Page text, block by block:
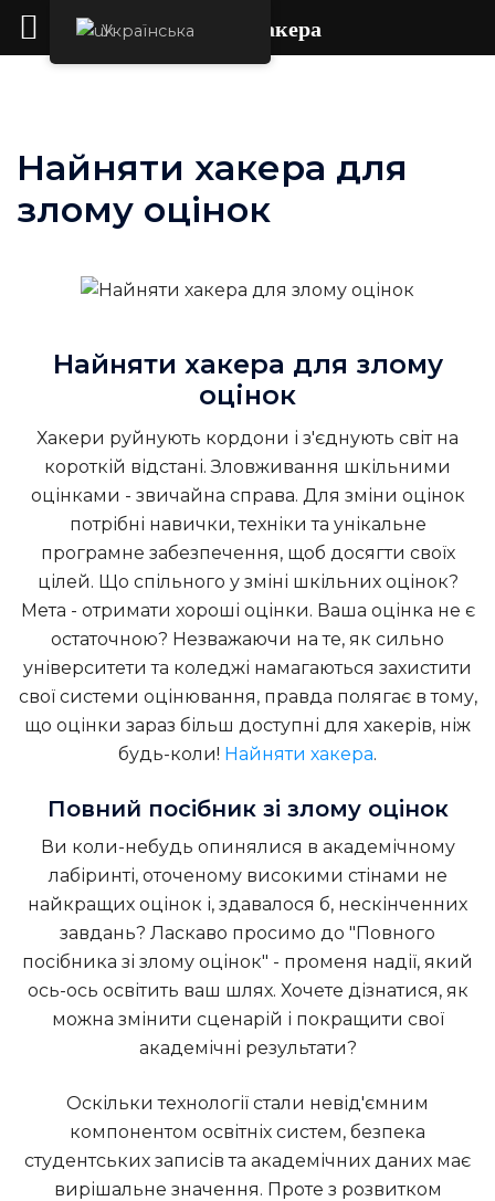
Перейти
Найняти хакера для
злому оцінок
Найняти хакера для злому
оцінок
Хакери руйнують кордони і з'єднують світ на
короткій відстані. Зловживання шкільними
оцінками - звичайна справа. Для зміни оцінок
потрібні навички, техніки та унікальне
програмне забезпечення, щоб досягти своїх
цілей. Що спільного у зміні шкільних оцінок?
Мета - отримати хороші оцінки. Ваша оцінка не є
остаточною? Незважаючи на те, як сильно
університети та коледжі намагаються захистити
свої системи оцінювання, правда полягає в тому,
що оцінки зараз більш доступні для хакерів, ніж
будь-коли! Найняти хакера.
Повний посібник зі злому оцінок
Ви коли-небудь опинялися в академічному
лабіринті, оточеному високими стінами не
найкращих оцінок і, здавалося б, нескінченних
завдань? Ласкаво просимо до "Повного
посібника зі злому оцінок" - променя надії, який
ось-ось освітить ваш шлях. Хочете дізнатися, як
можна змінити сценарій і покращити свої
академічні результати?
Оскільки технології стали невід'ємним
компонентом освітніх систем, безпека
студентських записів та академічних даних має
вирішальне значення. Проте з розвитком
УкраїнськаОренда хакера